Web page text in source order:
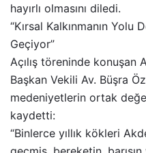
hayırlı olmasını diledi.
“Kırsal Kalkınmanın
Geçiyor”
Açılış töreninde konuşan
Başkan Vekili Av. Büşra
medeniyetlerin ortak
kaydetti:
“Binlerce yıllık kökleri